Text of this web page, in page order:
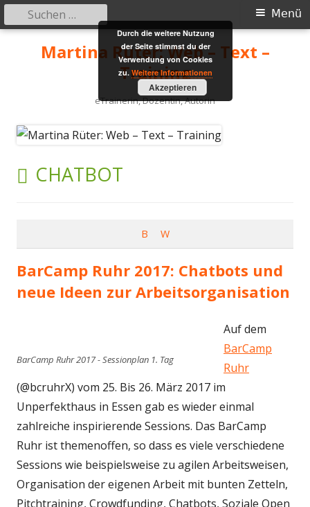
Martina Rüter: Web – Text –
Training
eTrainerin, Dozentin, Autorin
Primäres
Menü
Menü
Suchen
nach:
SCHLAGWORT:
CHATBOT
B W
BarCamp Ruhr 2017: Chatbots und
neue Ideen zur Arbeitsorganisation
BarCamp Ruhr 2017 - Sessionplan 1. Tag
Auf dem
BarCamp
Ruhr
(@bcruhrX) vom 25. Bis 26. März 2017 im
Unperfekthaus in Essen gab es wieder einmal
zahlreiche inspirierende Sessions. Das BarCamp
Ruhr ist themenoffen, so dass es viele verschiedene
Sessions wie beispielsweise zu agilen Arbeitsweisen,
Organisation der eigenen Arbeit mit bunten Zetteln,
Pitchtraining, Crowdfunding, Chatbots, Soziale Open
Durch die weitere Nutzung
der Seite stimmst du der
Verwendung von Cookies
zu. Weitere Informationen
Akzeptieren